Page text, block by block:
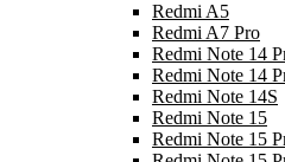
Redmi A5
Redmi A7 Pro
Redmi Note 14
Redmi Note 14
Redmi Note 14S
Redmi Note 15
Redmi Note 15